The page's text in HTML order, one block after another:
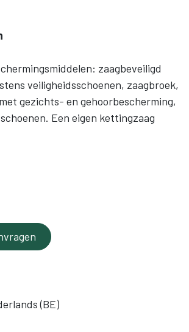
zaagbeveiligd
veiligheidsschoenen, zaagbroek,
gezichts- en gehoorbescherming,
Een eigen kettingzaag
(BE)